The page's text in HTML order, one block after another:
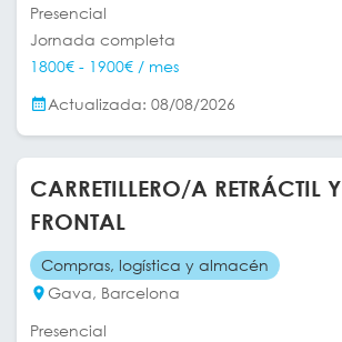
Presencial
Jornada completa
1800€ - 1900€ / mes
Actualizada: 08/08/2026
CARRETILLERO/A RETRÁCTIL Y
FRONTAL
Compras, logística y almacén
Gava, Barcelona
Presencial